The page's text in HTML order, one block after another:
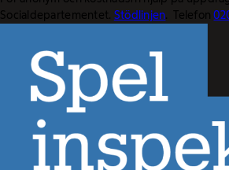
Socialdepartementet. Stödlinjen. Telefon